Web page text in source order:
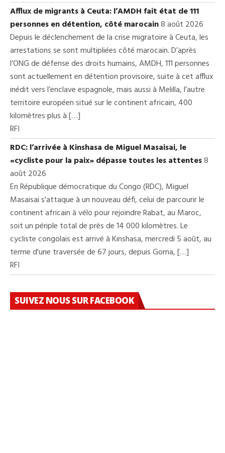
Afflux de migrants à Ceuta: l’AMDH fait état de 111
personnes en détention, côté marocain8 août 2026
Depuis le déclenchement de la crise migratoire à Ceuta, les
arrestations se sont multipliées côté marocain. D’après
l’ONG de défense des droits humains, AMDH, 111 personnes
sont actuellement en détention provisoire, suite à cet afflux
inédit vers l’enclave espagnole, mais aussi à Melilla, l’autre
territoire européen situé sur le continent africain, 400
kilomètres plus à […]
RFI
RDC: l’arrivée à Kinshasa de Miguel Masaisai, le
«cycliste pour la paix» dépasse toutes les attentes8
août 2026
En République démocratique du Congo (RDC), Miguel
Masaisai s'attaque à un nouveau défi, celui de parcourir le
continent africain à vélo pour rejoindre Rabat, au Maroc,
soit un périple total de près de 14 000 kilomètres. Le
cycliste congolais est arrivé à Kinshasa, mercredi 5 août, au
terme d'une traversée de 67 jours, depuis Goma, […]
RFI
SUIVEZ NOUS SUR FACEBOOK